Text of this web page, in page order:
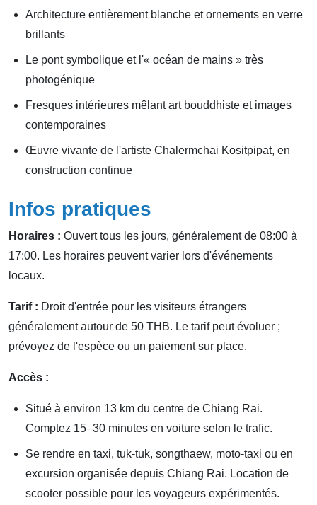
Architecture entièrement blanche et ornements en verre
brillants
Le pont symbolique et l'« océan de mains » très
photogénique
Fresques intérieures mêlant art bouddhiste et images
contemporaines
Œuvre vivante de l'artiste Chalermchai Kositpipat, en
construction continue
Infos pratiques
Horaires : Ouvert tous les jours, généralement de 08:00 à
17:00. Les horaires peuvent varier lors d'événements
locaux.
Tarif : Droit d'entrée pour les visiteurs étrangers
généralement autour de 50 THB. Le tarif peut évoluer ;
prévoyez de l'espèce ou un paiement sur place.
Accès :
Situé à environ 13 km du centre de Chiang Rai.
Comptez 15–30 minutes en voiture selon le trafic.
Se rendre en taxi, tuk-tuk, songthaew, moto-taxi ou en
excursion organisée depuis Chiang Rai. Location de
scooter possible pour les voyageurs expérimentés.